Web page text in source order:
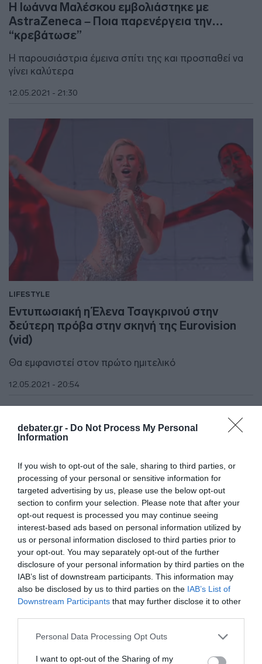
debater.gr - Do Not Process My Personal
Information
If you wish to opt-out of the sale, sharing to third parties, or
processing of your personal or sensitive information for
targeted advertising by us, please use the below opt-out
section to confirm your selection. Please note that after your
opt-out request is processed you may continue seeing
interest-based ads based on personal information utilized by
us or personal information disclosed to third parties prior to
your opt-out. You may separately opt-out of the further
disclosure of your personal information by third parties on the
IAB’s list of downstream participants. This information may
also be disclosed by us to third parties on the IAB’s List of
Downstream Participants that may further disclose it to other
Please note that this website/app uses one or more Google
not limited to your visit or usage behaviour. You may click to
Personal Data Processing Opt Outs
I want to opt-out of the Sharing of my
Η Ιωάννα Μαλέσκου εμβολιάστηκε με
AstraZeneca – Ποια παρενέργεια την…
“κρεβάτωσε”
Η παρουσιάστρια έμεινα σπίτι της και προσπαθεί να
γίνει καλύτερα
12.05.2021 - 21:30
LIFESTYLE
Εντυπωσιακή η Έλενα Τσαγκρινού στην
δεύτερη πρόβα στην σκηνή της Eurovision
(vid)
Θα εμφανιστεί στον πρώτο ημιτελικό
12.05.2021 - 20:54
LIFESTYLE
Μετά από 19 χρόνια η Έλεν Ντε Τζένερις
σταματάει το show
Το "The Ellen DeGeneres Show" έκανε το ντεμπούτο
του το 2003